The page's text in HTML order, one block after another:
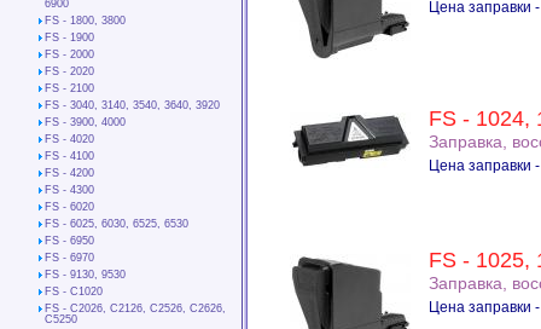
6900
FS - 1800, 3800
FS - 1900
FS - 2000
FS - 2020
FS - 2100
FS - 3040, 3140, 3540, 3640, 3920
FS - 3900, 4000
FS - 4020
FS - 4100
FS - 4200
FS - 4300
FS - 6020
FS - 6025, 6030, 6525, 6530
FS - 6950
FS - 6970
FS - 9130, 9530
FS - C1020
FS - C2026, C2126, C2526, C2626,
C5250
Цена заправки
FS - 1024,
Заправка,
Цена заправки
FS - 1025,
Заправка,
Цена заправки